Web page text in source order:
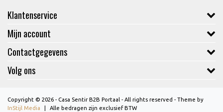
Klantenservice
Mijn account
Contactgegevens
Volg ons
Copyright © 2026 - Casa Sentir B2B Portaal - All rights reserved - Theme by
InStijl Media
Alle bedragen zijn exclusief BTW